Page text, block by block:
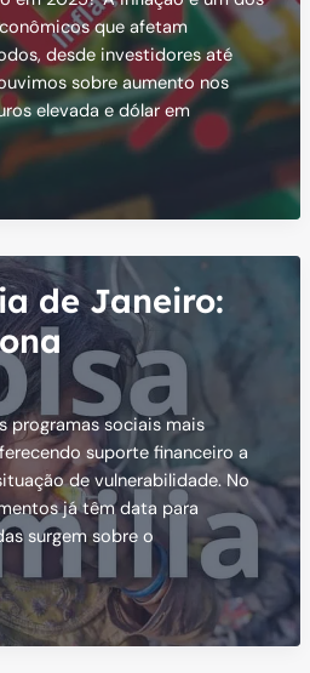
que afetam
desde investidores até
sobre aumento nos
elevada e dólar em
de Janeiro:
programas sociais mais
suporte financeiro a
de vulnerabilidade. No
já têm data para
surgem sobre o